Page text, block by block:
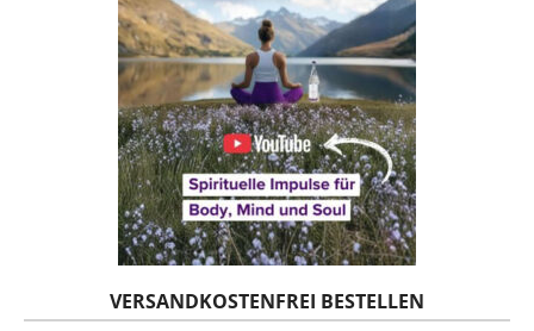
VERSANDKOSTENFREI BESTELLEN